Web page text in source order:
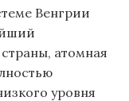
Венгрии
атомная
уровня